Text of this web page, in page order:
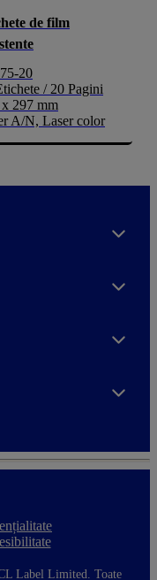
de film
20
/ 20 Pagini
297 mm
A/N, Laser color
Expand
Expand
Expand
Expand
Label Limited. Toate